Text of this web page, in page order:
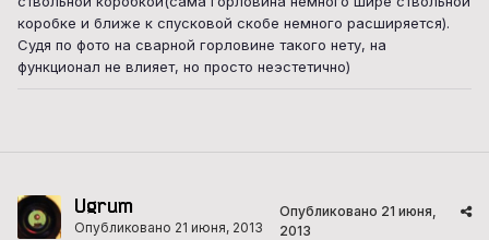
коробке и ближе к спусковой скобе немного расширяется).
Судя по фото на сварной горловине такого нету, на
функционал не влияет, но просто неэстетично)
Ugrum
Опубликовано 21 июня, 2013
Опубликовано 21 июня,
2013